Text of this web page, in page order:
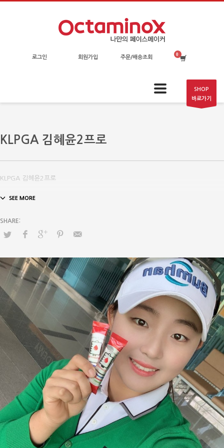
로그인 회원가입 주문/배송조회
SHOP
바로가기
KLPGA 김혜윤2프로
KLPGA 김혜윤2프로